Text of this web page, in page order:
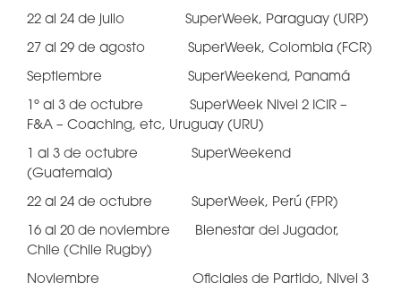
22 al 24 de julio SuperWeek, Paraguay (URP)
27 al 29 de agosto SuperWeek, Colombia (FCR)
Septiembre SuperWeekend, Panamá
1º al 3 de octubre SuperWeek Nivel 2 ICIR –
F&A – Coaching, etc, Uruguay (URU)
1 al 3 de octubre SuperWeekend
(Guatemala)
22 al 24 de octubre SuperWeek, Perú (FPR)
16 al 20 de noviembre Bienestar del Jugador,
Chile (Chile Rugby)
Noviembre Oficiales de Partido, Nivel 3